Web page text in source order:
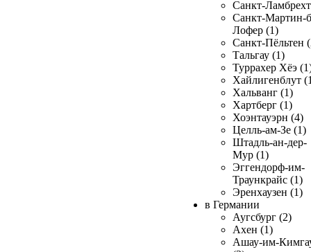
Санкт-
Санкт-Мартин-
Лофер (1)
Санкт-Пёльтен
Тальгау (1)
Туррахер Хёэ
Хайлигенблут
Хальванг (1)
Хартберг (1)
Хоэнтауэрн (4)
Целль-ам-Зе (1)
Штадль-ан-дер-
Мур (1)
Эггендорф-им-
Траункрайс (1)
Эренхаузен (1)
в Германии
Аугсбург (2)
Ахен (1)
Ашау-им-